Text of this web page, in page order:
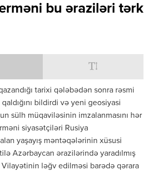
bu əraziləri tərk
tarixi qələbədən sonra rəsmi
bildirdi və yeni geosiyasi
sülh müqaviləsinin imzalanmasını hər
siyasətçiləri Rusiya
yaşayış məntəqələrinin xüsusi
Azərbaycan ərazilərində yaradılmış
ləğv edilməsi barədə qərara